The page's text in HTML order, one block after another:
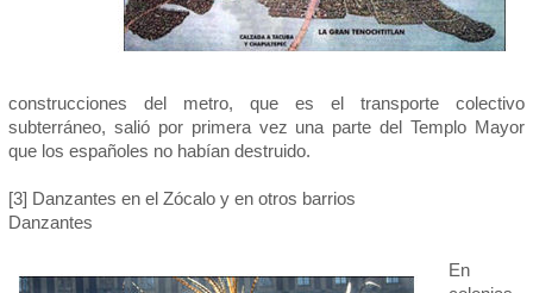
construcciones del metro, que es el transporte colectivo
subterráneo, salió por primera vez una parte del Templo Mayor
que los españoles no habían destruido.
[3] Danzantes en el Zócalo y en otros barrios
Danzantes
En